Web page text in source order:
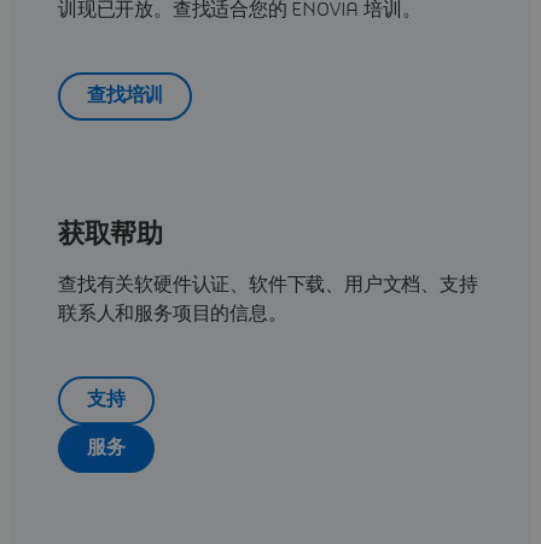
训现已开放。查找适合您的 ENOVIA 培训。
查找培训
获取帮助
查找有关软硬件认证、软件下载、用户文档、支持
联系人和服务项目的信息。
支持
服务